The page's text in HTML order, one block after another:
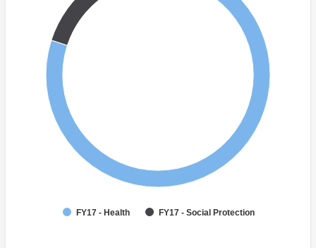
FY17 - Health FY17 - Social Protection